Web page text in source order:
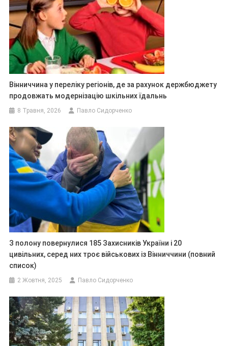
Вінниччина у переліку регіонів, де за рахунок держбюджету
продовжать модернізацію шкільних їдальнь
8 Травня, 2026 Павло Сидорченко
З полону повернулися 185 Захисників України і 20
цивільних, серед них троє військових із Вінниччини (повний
список)
2 Жовтня, 2025 Павло Сидорченко